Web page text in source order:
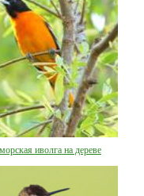
иволга на дереве